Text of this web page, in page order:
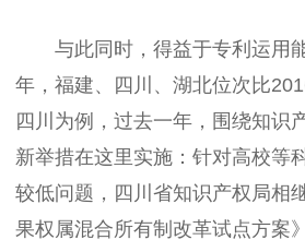
与此同时，得益于专利运用
年，福建、四川、湖北位次比
四川为例，过去一年，围绕知识
新举措在这里实施：针对高校等
较低问题，四川省知识产权局相
果权属混合所有制改革试点方案